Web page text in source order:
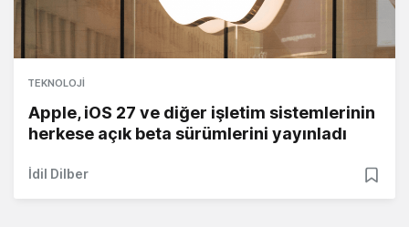
TEKNOLOJI
Apple, iOS 27 ve diğer işletim sistemlerinin
herkese açık beta sürümlerini yayınladı
İdil Dilber